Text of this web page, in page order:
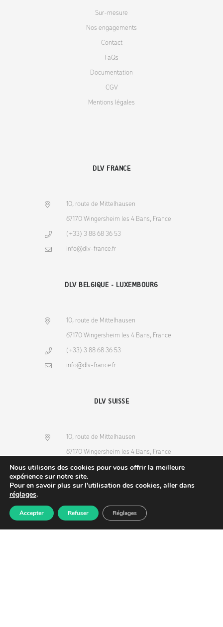
Produits Recherche Commande
Sur-mesure
Nos engagements
Contact
FaQs
Documentation
CGV
Mentions légales
DLV FRANCE
10, route de Mittelhausen
67170 Wingersheim les 4 Bans, France
(+33) 3 88 68 36 53
info@dlv-france.fr
DLV BELGIQUE - LUXEMBOURG
10, route de Mittelhausen
67170 Wingersheim les 4 Bans, France
(+33) 3 88 68 36 53
info@dlv-france.fr
DLV SUISSE
10, route de Mittelhausen
67170 Wingersheim les 4 Bans, France
(+33) 3 88 68 36 53
info@dlv-france.fr
Nous utilisons des cookies pour vous offrir la meilleure
expérience sur notre site.
Pour en savoir plus sur l'utilisation des cookies, aller dans
réglages.
Accepter Refuser Réglages